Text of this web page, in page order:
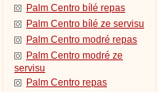
Palm Centro bílé repas
Palm Centro bílé ze servisu
Palm Centro modré repas
Palm Centro modré ze
servisu
Palm Centro repas